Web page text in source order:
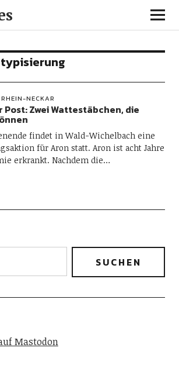
typisierung
NECKAR
Zwei Wattestäbchen, die
findet in Wald-Wichelbach eine
für Aron statt. Aron ist acht Jahre
erkrankt. Nachdem die…
Mastodon